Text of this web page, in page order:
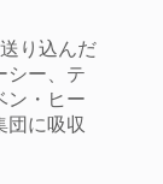
り込んだ
シー、テ
ン・ヒー
団に吸収